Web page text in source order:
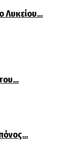
Λυκείου…